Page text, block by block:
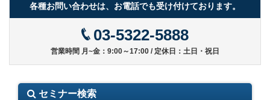
各種お問い合わせは、お電話でも受け付けております。
03-5322-5888
営業時間 月~金：9:00～17:00 / 定休日：土日・祝日
セミナー検索